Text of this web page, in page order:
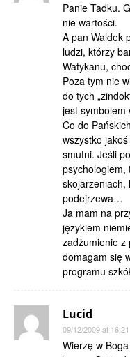
Panie Tadku.
nie wartości.
A pan Waldek
ludzi, którzy
Watykanu,
Poza tym nie
do tych
jest symbolem
Co do
wszystko
smutni. Jeśli
psychologiem,
skojarzeniach,
podejrzewa…
Ja mam na
językiem
zadżumienie z
domagam się
programu
Lucid
09/12/2009 at 16:21
Wierzę w